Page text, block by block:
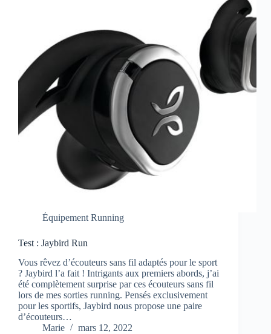
Équipement Running
Test : Jaybird Run
Vous rêvez d’écouteurs sans fil adaptés pour le sport
? Jaybird l’a fait ! Intrigants aux premiers abords, j’ai
été complètement surprise par ces écouteurs sans fil
lors de mes sorties running. Pensés exclusivement
pour les sportifs, Jaybird nous propose une paire
d’écouteurs…
Marie
mars 12, 2022